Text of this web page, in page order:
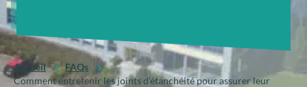
Accueil
FAQs
Comment entretenir les joints d’étanchéité pour assurer leur